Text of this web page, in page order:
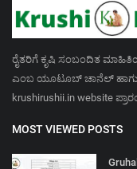
ರೈತರಿಗೆ ಕೃಷಿ ಸಂಬಂದಿತ
ಎಂಬ ಯೂಟೂಬ್ ಚಾನೆಲ್ ಹಾಗು
krushirushii.in website
MOST VIEWED POSTS